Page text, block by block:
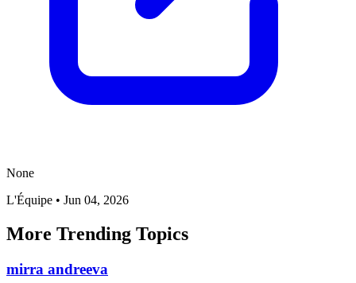
None
L'Équipe • Jun 04, 2026
More Trending Topics
mirra andreeva